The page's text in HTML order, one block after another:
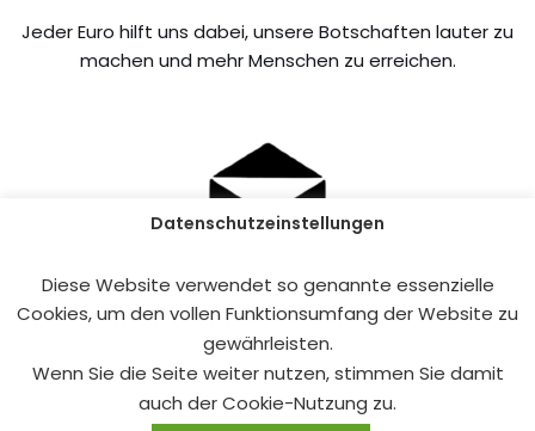
Jeder Euro hilft uns dabei, unsere Botschaften lauter zu
machen und mehr Menschen zu erreichen.
Kontakt aufnehmen
Du hast Fragen oder möchtest uns ein Feedback
hinterlassen? Nimm einfach Kontakt mit uns auf!
Datenschutzeinstellungen
Diese Website verwendet so genannte essenzielle
Cookies, um den vollen Funktionsumfang der Website zu
gewährleisten.
Wenn Sie die Seite weiter nutzen, stimmen Sie damit
auch der Cookie-Nutzung zu.